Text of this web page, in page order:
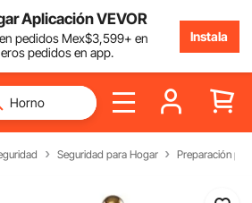
Aplicación VEVOR
pedidos Mex$3,599+ en
pedidos en app.
Instala
Seguridad para Hogar Preparación